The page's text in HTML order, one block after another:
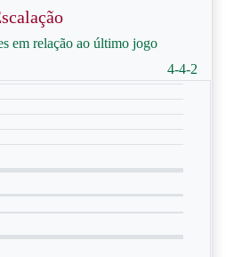
em relação ao último jogo
4-4-2